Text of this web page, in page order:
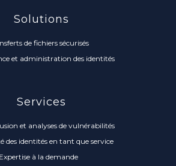
Solutions
de fichiers sécurisés
et administration des identités
Services
et analyses de vulnérabilités
des identités en tant que service
Expertise à la demande